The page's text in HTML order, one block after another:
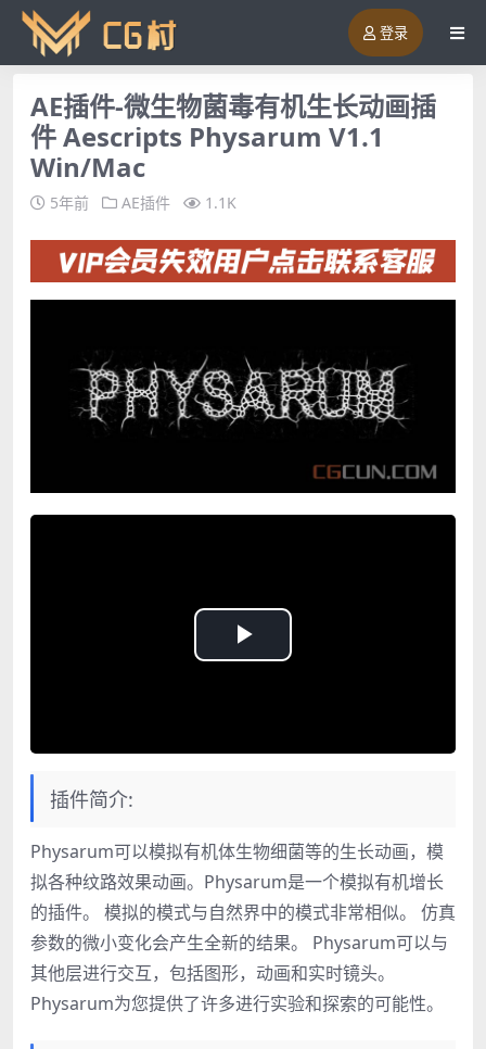
登录
AE插件-微生物菌毒有机生长动画插
件 Aescripts Physarum V1.1
Win/Mac
5年前 AE插件 1.1K
Play
插件简介:
Physarum可以模拟有机体生物细菌等的生长动画，模
拟各种纹路效果动画。Physarum是一个模拟有机增长
的插件。 模拟的模式与自然界中的模式非常相似。 仿真
参数的微小变化会产生全新的结果。 Physarum可以与
其他层进行交互，包括图形，动画和实时镜头。
Physarum为您提供了许多进行实验和探索的可能性。